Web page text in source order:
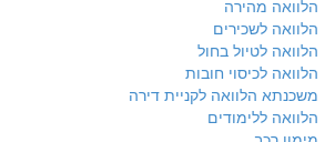
הלוואה מהירה
הלוואה לשכירים
הלוואה לטיול בחול
הלוואה לכיסוי חובות
משכנתא הלוואה לקניית דירה
הלוואה ללימודים